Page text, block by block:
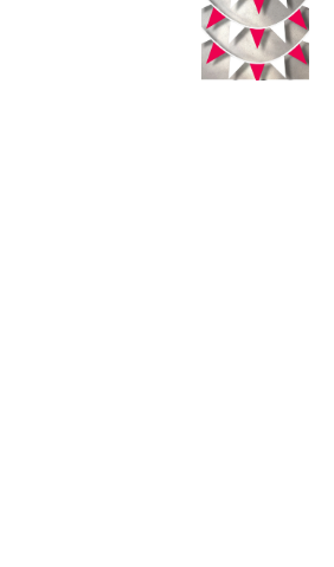
Sabtu, 08 Agustus 2026 - 21:27:47 WIB